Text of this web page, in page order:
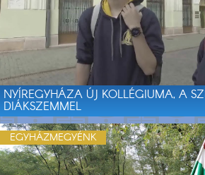
NYÍREGYHÁZA ÚJ KOLLÉGIUMA, A
DIÁKSZEMMEL
EGYHÁZMEGYÉNK